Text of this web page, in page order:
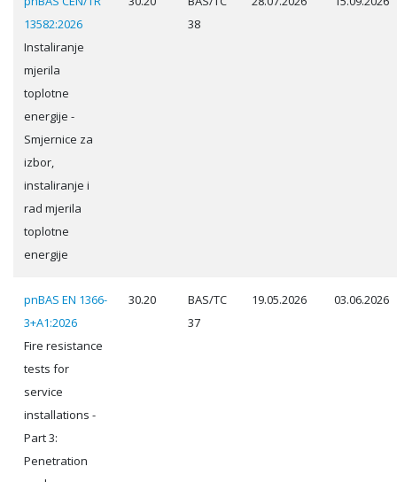
13582:2026
Instaliranje
mjerila
toplotne
energije -
Smjernice za
izbor,
instaliranje i
rad mjerila
toplotne
energije
38
pnBAS EN 1366-
3+A1:2026
Fire resistance
tests for
service
installations -
Part 3:
Penetration
30.20
BAS/TC
37
19.05.2026 03.06.2026